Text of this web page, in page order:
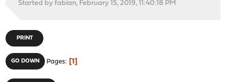
Started by fabian, February 15, 2019, 11:40:18 PM
PRINT
GO DOWN Pages 1